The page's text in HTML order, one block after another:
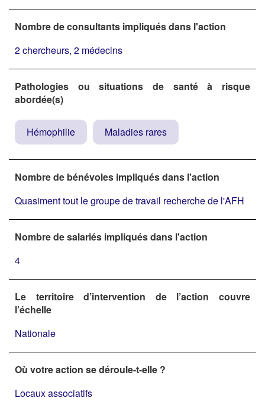
Nombre de consultants impliqués dans l'action
2 chercheurs, 2 médecins
Pathologies ou situations de santé à risque
abordée(s)
Hémophilie Maladies rares
Nombre de bénévoles impliqués dans l'action
Quasiment tout le groupe de travail recherche de l'AFH
Nombre de salariés impliqués dans l'action
4
Le territoire d’intervention de l’action couvre
l’échelle
Nationale
Où votre action se déroule-t-elle ?
Locaux associatifs